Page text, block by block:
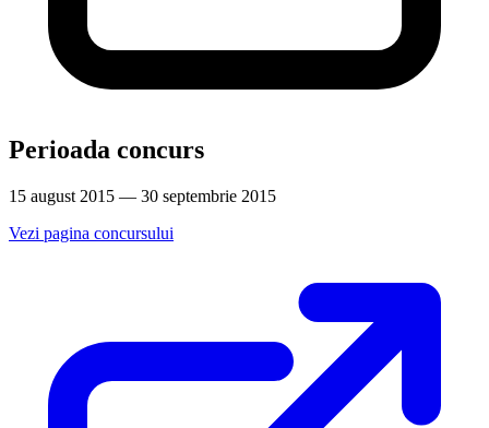
Perioada concurs
15 august 2015 — 30 septembrie 2015
Vezi pagina concursului